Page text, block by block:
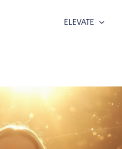
ELEVATE